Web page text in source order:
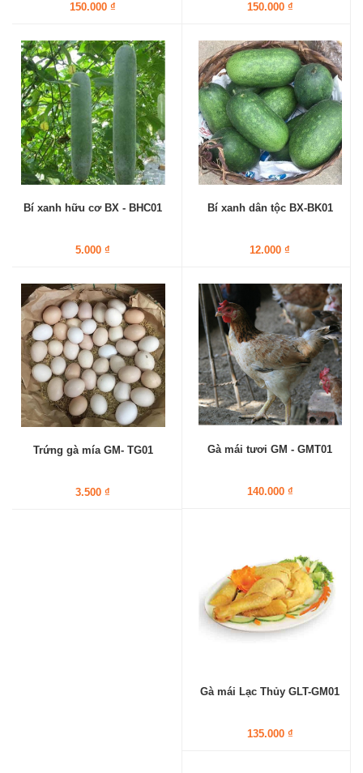
150.000 ₫ 150.000 ₫
Bí xanh hữu cơ BX - BHC01
5.000 ₫
Bí xanh dân tộc BX-BK01
12.000 ₫
Trứng gà mía GM- TG01
3.500 ₫
Gà mái tươi GM - GMT01
140.000 ₫
Gà mái Lạc Thủy GLT-GM01
135.000 ₫